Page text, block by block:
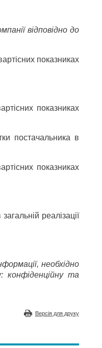
відповідно до
показниках
показниках
постачальника в
показниках
реалізації
необхідно
конфіденційну та
Версія для друку